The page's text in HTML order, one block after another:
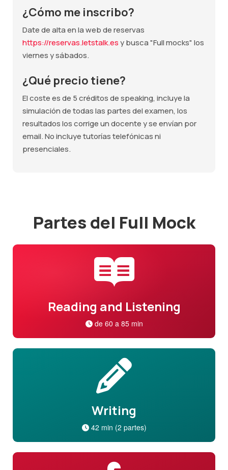
¿Cómo me inscribo?
Date de alta en la web de reservas
https://reservas.letstalk.esy busca "Full mocks" los
viernes y sábados.
¿Qué precio tiene?
El coste es de 5 créditos de speaking, incluye la
simulación de todas las partes del examen, los
resultados los corrige un docente y se envían por
email. No incluye tutorías telefónicas ni
presenciales.
Partes del Full Mock
Reading and Listening
de 60 a 85 min
Writing
42 min (2 partes)